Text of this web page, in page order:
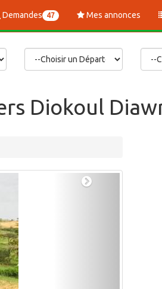
Demandes 47 Mes annonces
Diokoul